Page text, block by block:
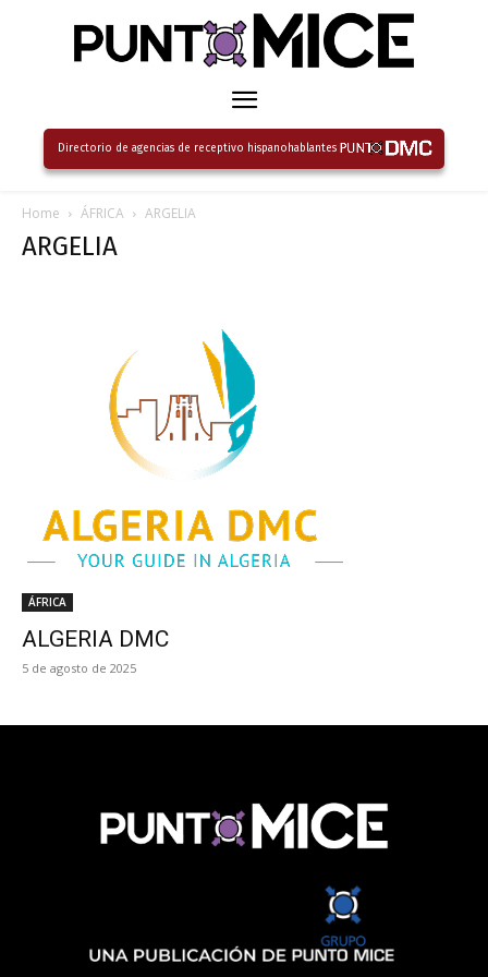
Directorio de agencias de receptivo hispanohablantes
Home ÁFRICA ARGELIA
ARGELIA
ÁFRICA
ALGERIA DMC
5 de agosto de 2025